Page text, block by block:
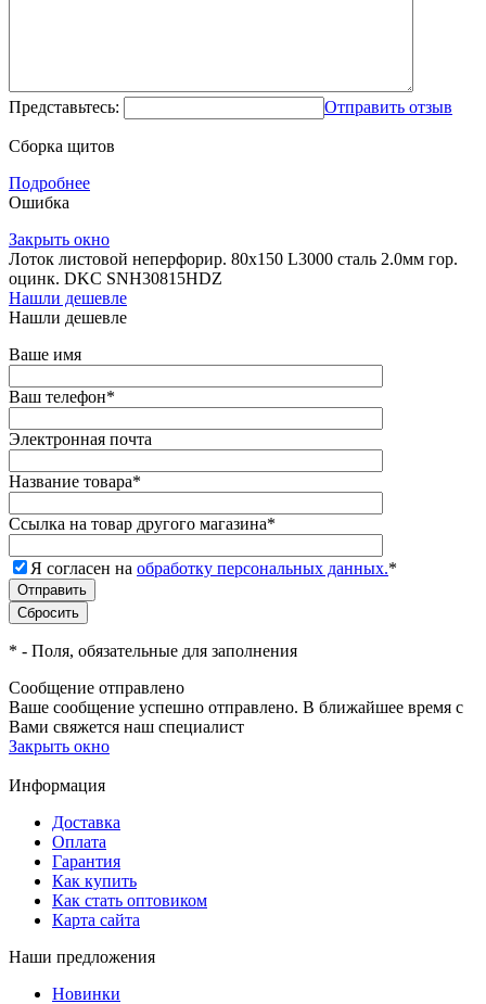
Представьтесь: Отправить отзыв
Сборка щитов
Подробнее
Ошибка
Закрыть окно
Лоток листовой неперфорир. 80х150 L3000 сталь 2.0мм гор.
оцинк. DKC SNH30815HDZ
Нашли дешевле
Нашли дешевле
Ваше имя
Ваш телефон*
Электронная почта
Название товара*
Ссылка на товар другого магазина*
Я согласен на обработку персональных данных.*
* - Поля, обязательные для заполнения
Сообщение отправлено
Ваше сообщение успешно отправлено. В ближайшее время с
Вами свяжется наш специалист
Закрыть окно
Информация
Доставка
Оплата
Гарантия
Как купить
Как стать оптовиком
Карта сайта
Наши предложения
Новинки